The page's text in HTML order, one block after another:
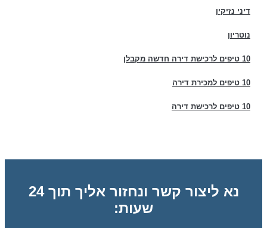
דיני נזיקין
נוטריון
10 טיפים לרכישת דירה חדשה מקבלן
10 טיפים למכירת דירה
10 טיפים לרכישת דירה
נא ליצור קשר ונחזור אליך תוך 24
שעות: